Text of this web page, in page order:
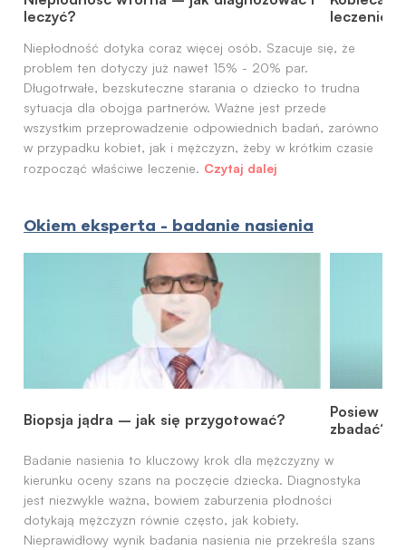
leczyć?
leczenie
Niepłodność dotyka coraz więcej osób. Szacuje się, że
problem ten dotyczy już nawet 15% - 20% par.
Długotrwałe, bezskuteczne starania o dziecko to trudna
sytuacja dla obojga partnerów. Ważne jest przede
wszystkim przeprowadzenie odpowiednich badań, zarówno
w przypadku kobiet, jak i mężczyzn, żeby w krótkim czasie
rozpocząć właściwe leczenie. Czytaj dalej
Okiem eksperta - badanie nasienia
Biopsja jądra – jak się przygotować?
Posiew
zbadać?
Badanie nasienia to kluczowy krok dla mężczyzny w
kierunku oceny szans na poczęcie dziecka. Diagnostyka
jest niezwykle ważna, bowiem zaburzenia płodności
dotykają mężczyzn równie często, jak kobiety.
Nieprawidłowy wynik badania nasienia nie przekreśla szans